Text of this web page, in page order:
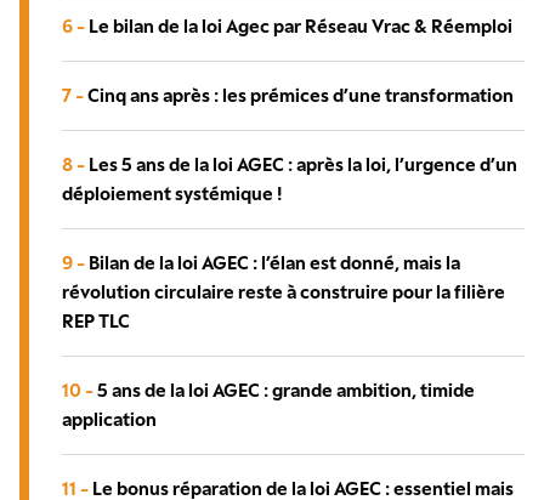
6 - Le bilan de la loi Agec par Réseau Vrac & Réemploi
7 -Cinq ans après : les prémices d’une transformation
8 - Les 5 ans de la loi AGEC : après la loi, l’urgence d’un
déploiement systémique !
9 - Bilan de la loi AGEC : l’élan est donné, mais la
révolution circulaire reste à construire pour la filière
REP TLC
10 -5 ans de la loi AGEC : grande ambition, timide
application
11 - Le bonus réparation de la loi AGEC : essentiel mais